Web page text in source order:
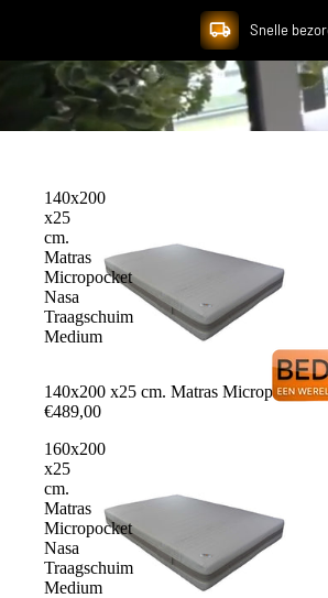
Snelle
140x200
x25
cm.
Matras
Micropocket
Nasa
Traagschuim
Medium
140x200 x25 cm. Matras Micropocket
€489,00
160x200
x25
cm.
Matras
Micropocket
Nasa
Traagschuim
Medium